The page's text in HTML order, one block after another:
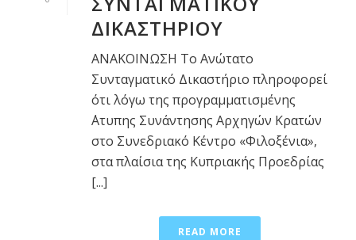
ΔΙΚΑΣΤΗΡΙΟΥ
ΑΝΑΚΟΙΝΩΣΗ Το Ανώτατο
Συνταγματικό Δικαστήριο πληροφορεί
ότι λόγω της προγραμματισμένης
΄Ατυπης Συνάντησης Αρχηγών Κρατών
στο Συνεδριακό Κέντρο «Φιλοξένια»,
στα πλαίσια της Κυπριακής Προεδρίας
[...]
READ MORE